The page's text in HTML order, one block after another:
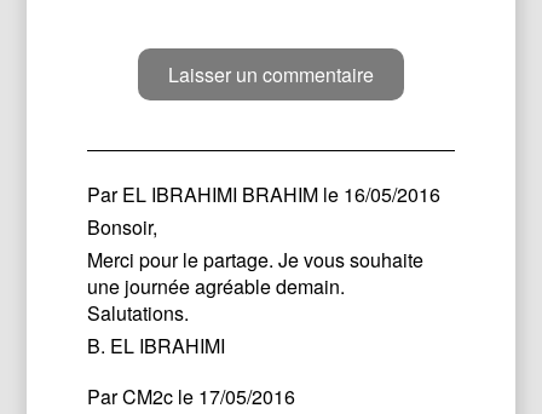
ParEL IBRAHIMI BRAHIM le 16/05/2016
Bonsoir,
Merci pour le partage. Je vous souhaite
une journée agréable demain.
Salutations.
B. EL IBRAHIMI
ParCM2c le 17/05/2016